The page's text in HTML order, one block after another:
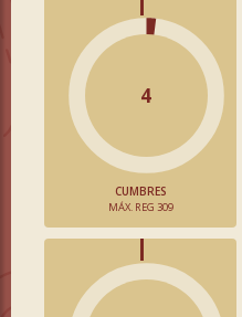
4
CUMBRES
MÁX. REG 309